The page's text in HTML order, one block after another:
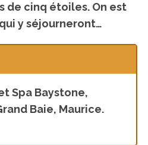
de cinq étoiles. On est
y séjourneront…
Spa Baystone,
Baie, Maurice.